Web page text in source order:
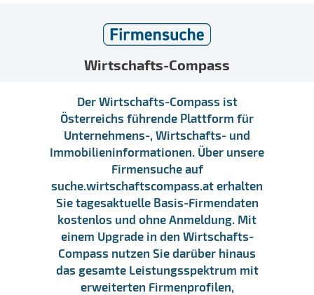
Wirtschafts-Compass
Der Wirtschafts-Compass ist
Österreichs führende Plattform für
Unternehmens-, Wirtschafts- und
Immobilieninformationen. Über unsere
Firmensuche auf
suche.wirtschaftscompass.at erhalten
Sie tagesaktuelle Basis-Firmendaten
kostenlos und ohne Anmeldung. Mit
einem Upgrade in den Wirtschafts-
Compass nutzen Sie darüber hinaus
das gesamte Leistungsspektrum mit
erweiterten Firmenprofilen,